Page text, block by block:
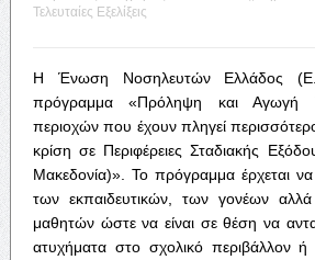
Τελευταίες Εξελίξεις
Η Ένωση Νοσηλευτών Ελλάδος
πρόγραμμα «Πρόληψη και Αγωγή
περιοχών που έχουν πληγεί
κρίση σε Περιφέρειες Σταδιακής
Μακεδονία)». Το πρόγραμμα έρχεται να
των εκπαιδευτικών, των γονέων
μαθητών ώστε να είναι σε θέση να
ατυχήματα στο σχολικό περιβάλλον